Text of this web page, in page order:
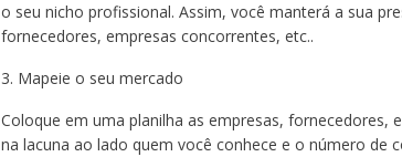
o seu nicho profissional. Assim, você manterá a sua
fornecedores, empresas concorrentes, etc..
3. Mapeie o seu mercado
Coloque em uma planilha as empresas, fornecedores,
na lacuna ao lado quem você conhece e o número de